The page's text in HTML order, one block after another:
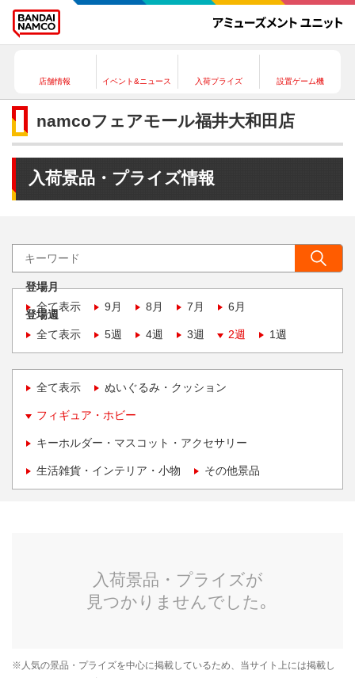
店舗情報 イベント&ニュース 入荷プライズ 設置ゲーム機
namcoフェアモール福井大和田店
入荷景品・プライズ情報
登場月
全て表示
9月 8月 7月 6月
登場週
全て表示
5週 4週 3週 2週 1週
全て表示 ぬいぐるみ・クッション
フィギュア・ホビー
キーホルダー・マスコット・アクセサリー
生活雑貨・インテリア・小物 その他景品